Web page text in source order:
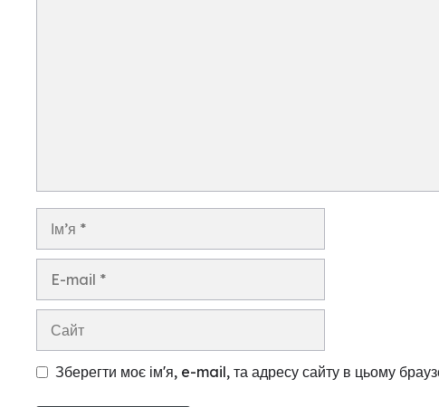
Зберегти моє ім'я, e-mail, та адресу сайту в цьому